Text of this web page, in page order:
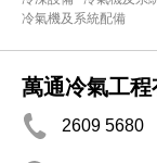
冷氣機及系統配備
萬通冷氣工程
2609 5680